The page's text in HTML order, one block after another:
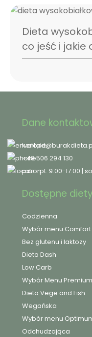
Dieta
co jeść i jakie
Dane
+48 506 294 130
pon.-pt. 9:00-17:00 |
Dostępne diety
Codzienna
Wybór menu Comfort
Bez glutenu i laktozy
Dieta Dash
Low Carb
Wybór Menu Premium
Dieta Vege and Fish
Wegańska
Wybór menu
Odchudzająca